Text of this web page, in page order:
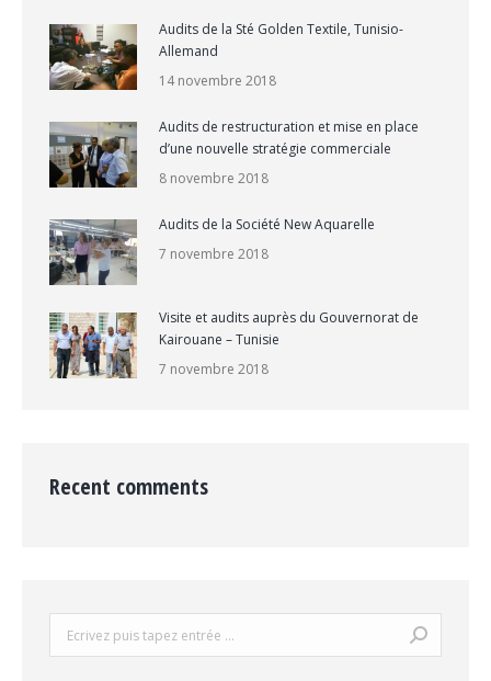
Audits de la Sté Golden Textile, Tunisio-
Allemand
14 novembre 2018
Audits de restructuration et mise en place
d’une nouvelle stratégie commerciale
8 novembre 2018
Audits de la Société New Aquarelle
7 novembre 2018
Visite et audits auprès du Gouvernorat de
Kairouane – Tunisie
7 novembre 2018
Recent comments